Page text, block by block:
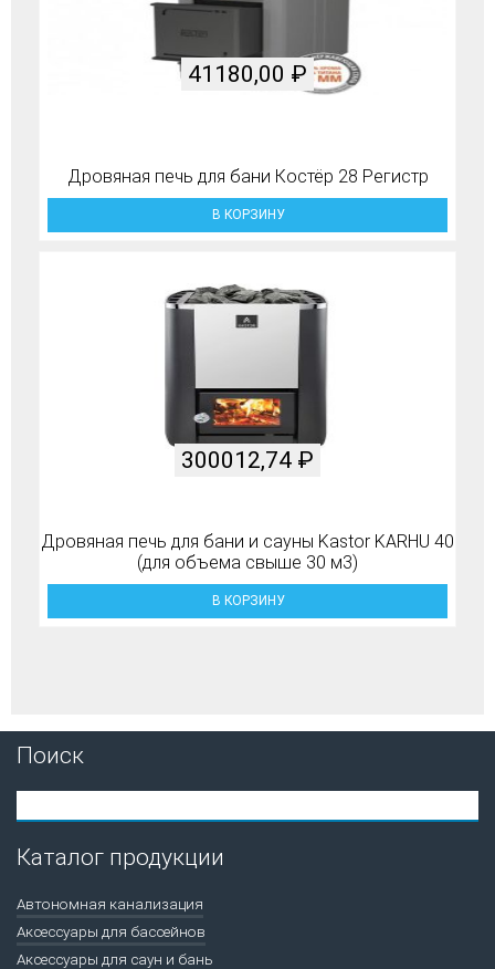
Дровяная печь для бани Костёр 28 Регистр
41180,00 ₽
В КОРЗИНУ
Дровяная печь для бани и сауны Kastor KARHU 40
(для объема свыше 30 м3)
300012,74 ₽
В КОРЗИНУ
Поиск
Каталог продукции
Автономная канализация
Аксессуары для бассейнов
Аксессуары для саун и бань